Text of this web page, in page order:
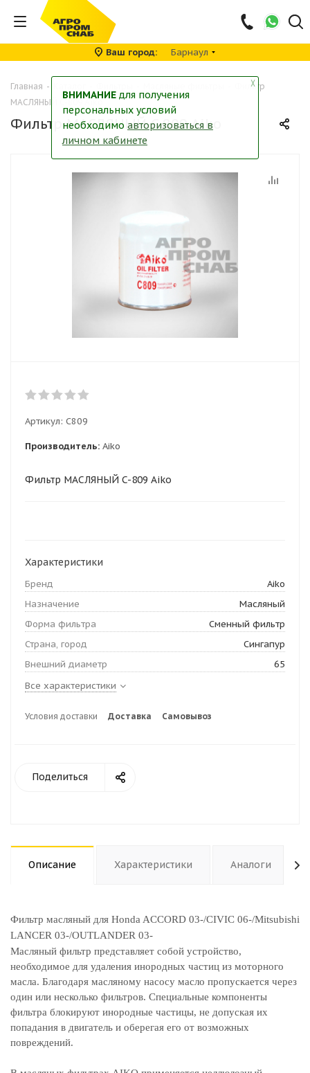
Ваш город Барнаул
Главная -
Фильтр
МАСЛЯНЫЙ C-809 Aiko
Фильтр МАСЛЯНЫЙ C-809 Aiko
Артикул: C809
Производитель: Aiko
Фильтр МАСЛЯНЫЙ C-809 Aiko
Характеристики
Бренд
Aiko
Назначение
Масляный
Форма фильтра
Сменный фильтр
Страна, город
Сингапур
Внешний диаметр
65
Все характеристики
Условия доставки Доставка Самовывоз
Поделиться
Описание Характеристики Аналоги
Фильтр масляный для Honda ACCORD 03-/CIVIC 06-/Mitsubishi
LANCER 03-/OUTLANDER 03-
Масляный фильтр представляет собой устройство,
необходимое для удаления инородных частиц из моторного
масла. Благодаря масляному насосу масло пропускается через
один или несколько фильтров. Специальные компоненты
фильтра блокируют инородные частицы, не допуская их
попадания в двигатель и оберегая его от возможных
повреждений.
╳
ВНИМАНИЕ для получения
персональных условий
необходимо авторизоваться в
личном кабинете